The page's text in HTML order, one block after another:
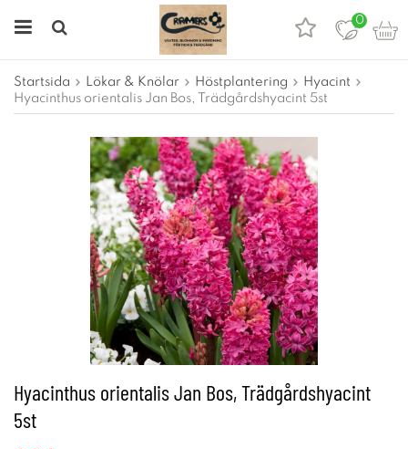
0
Startsida Lökar & Knölar Höstplantering
Hyacint
Hyacinthus orientalis Jan Bos, Trädgårdshyacint 5st
Hyacinthus orientalis Jan Bos, Trädgårdshyacint
5st